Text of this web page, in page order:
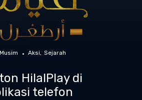
Aksi Sejarah
HilalPlay di
telefon